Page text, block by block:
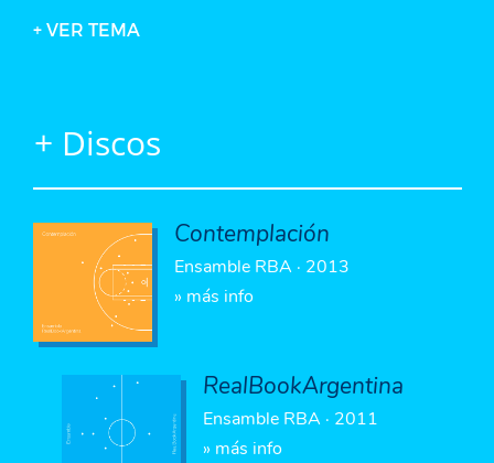
+ VER TEMA
+ Discos
Contemplación
Ensamble RBA · 2013
» más info
RealBookArgentina
Ensamble RBA · 2011
» más info